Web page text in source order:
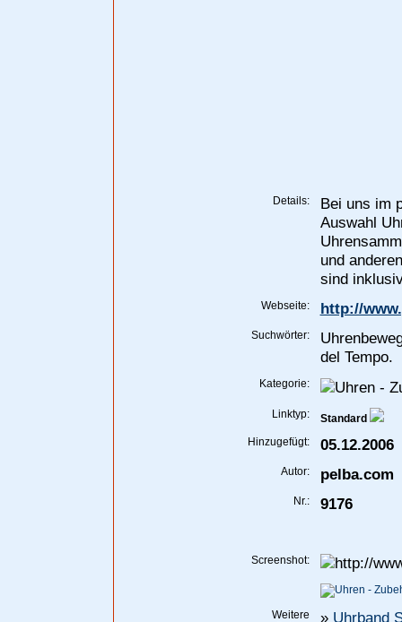
Details:
Bei uns im
Auswahl
und
sind
Webseite: http://
Suchwörter:
del Tempo.
Kategorie:
Linktyp:
Standard
Hinzugefügt:
05.12.2006
Autor: pelba.com
Nr.: 9176
Screenshot:
Weitere
» Uhrband